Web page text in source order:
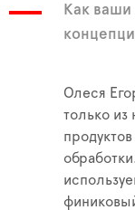
Как
Олеся
только из